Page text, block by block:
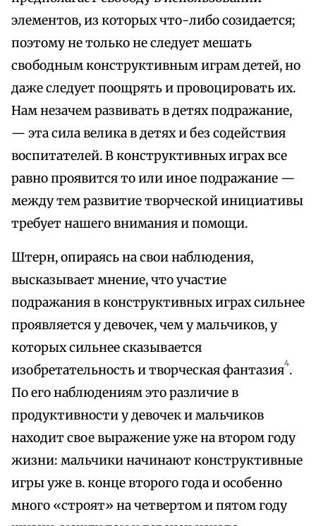
элементов, из которых что-либо созидается;
поэтому не только не следует мешать
свободным конструктивным играм детей, но
даже следует поощрять и провоцировать их.
Нам незачем развивать в детях подражание,
— эта сила велика в детях и без содействия
воспитателей. В конструктивных играх все
равно проявится то или иное подражание —
между тем развитие творческой инициативы
требует нашего внимания и помощи.
Штерн, опираясь на свои наблюдения,
высказывает мнение, что участие
подражания в конструктивных играх сильнее
проявляется у девочек, чем у мальчиков, у
которых сильнее сказывается
изобретательность и творческая фантазия4.
По его наблюдениям это различие в
продуктивности у девочек и мальчиков
находит свое выражение уже на втором году
жизни: мальчики начинают конструктивные
игры уже в. конце второго года и особенно
много «строят» на четвертом и пятом году